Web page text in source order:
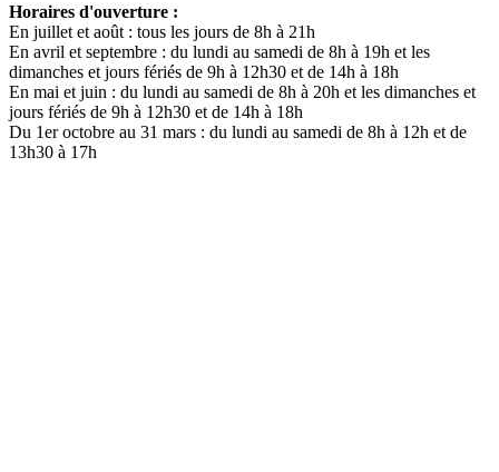
Horaires d'ouverture :
En juillet et août : tous les jours de 8h à 21h
En avril et septembre : du lundi au samedi de 8h à 19h et les
dimanches et jours fériés de 9h à 12h30 et de 14h à 18h
En mai et juin : du lundi au samedi de 8h à 20h et les dimanches et
jours fériés de 9h à 12h30 et de 14h à 18h
Du 1er octobre au 31 mars : du lundi au samedi de 8h à 12h et de
13h30 à 17h